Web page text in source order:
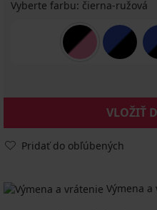
Vyberte farbu: čierna-ružová
VLOŽIŤ
Pridať do obľúbených
Výmena